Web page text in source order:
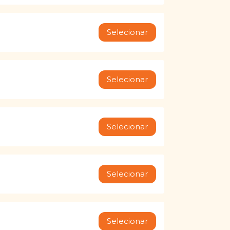
Selecionar
Selecionar
Selecionar
Selecionar
Selecionar